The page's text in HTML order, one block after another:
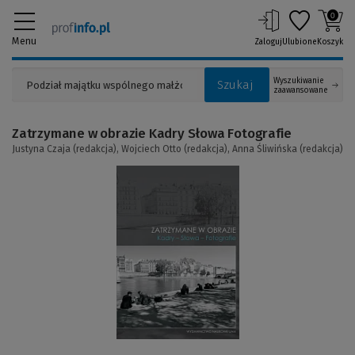
Menu
Szukaj
Wyszukiwanie
zaawansowane
ZalogujUlubione
0
Koszyk
Zatrzymane w obrazie Kadry Słowa Fotografie
Justyna Czaja (redakcja), Wojciech Otto (redakcja), Anna Śliwińska (redakcja)